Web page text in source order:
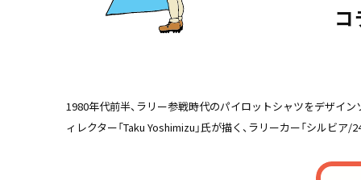
コ
1980年代前半、ラリー参戦時代のパイロットシャツをデザイ
ィレクター「Taku Yoshimizu」氏が描く、ラリーカー「シルビ